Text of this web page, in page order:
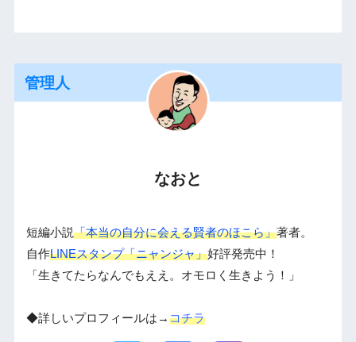
管理人
なおと
短編小説「本当の自分に会える賢者のほこら」著者。
自作LINEスタンプ「ニャンジャ」好評発売中！
「生きてたらなんでもええ。オモロく生きよう！」
◆詳しいプロフィールは→コチラ